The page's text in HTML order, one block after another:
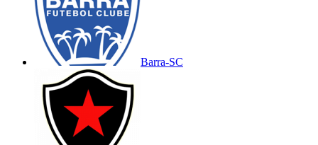
Barra-SC